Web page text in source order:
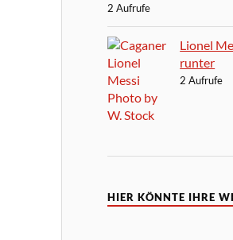
2 Aufrufe
Lionel
runter
2 Aufrufe
HIER KÖNNTE IHRE